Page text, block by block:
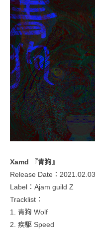
Xamd 『青狗』
Release Date：
Label：Ajam guild Z
Tracklist：
1. 青狗 Wolf
2. 疾駆 Speed